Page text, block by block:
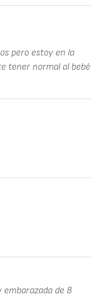
pero estoy en la
tener normal al bebé
embarazada de 8